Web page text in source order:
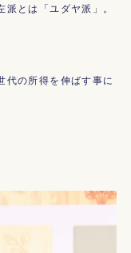
とは「ユダヤ派」。
代の所得を伸ばす事に